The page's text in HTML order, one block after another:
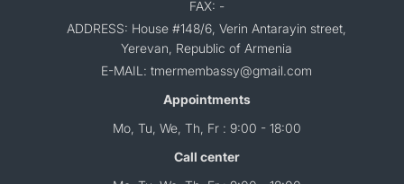
FAX: -
ADDRESS: House #148/6, Verin Antarayin street,
Yerevan, Republic of Armenia
E-MAIL: tmermembassy@gmail.com
Appointments
Mo, Tu, We, Th, Fr : 9:00 - 18:00
Call center